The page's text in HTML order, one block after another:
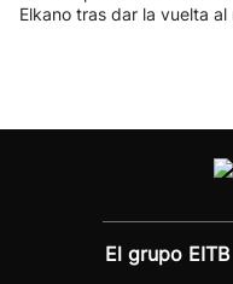
Elkano tras dar la vuelta al
El grupo EITB